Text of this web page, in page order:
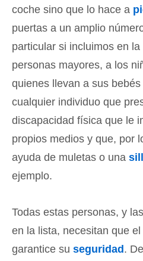
coche sino que lo hace a
puertas a un amplio
particular si incluimos en
personas mayores, a los
quienes llevan a sus
cualquier individuo que
discapacidad física que le
propios medios y que, por
ayuda de muletas o una
ejemplo.
Todas estas personas, y
en la lista, necesitan que
garantice su seguridad .